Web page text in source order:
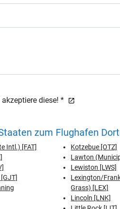
diese! *
zum Flughafen
Intl.) [FAT]
Kotzebue [OTZ]
Lawton
Lewiston [LWS]
Lexington/
Grass) [LEX]
Lincoln [LNK]